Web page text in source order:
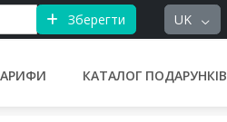
Зберегти UK
КАТАЛОГ ПОДАРУНКІВ